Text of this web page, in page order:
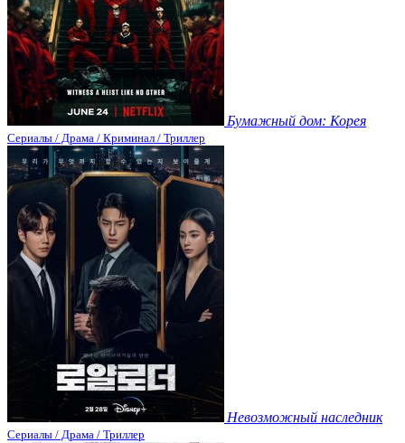
Бумажный дом: Корея
Сериалы / Драма / Криминал / Триллер
Невозможный наследник
Сериалы / Драма / Триллер